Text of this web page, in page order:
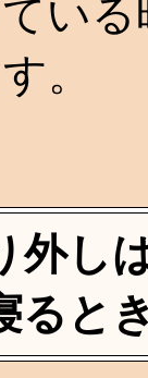
い
。
外し
ると